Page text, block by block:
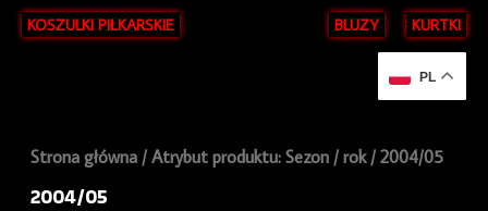
KOSZULKI PIŁKARSKIE BLUZY KURTKI
Strona główna/ Atrybut produktu: Sezon / rok / 2004/05
2004/05
PL